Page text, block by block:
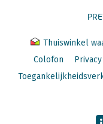
Thuiswinkel
Colofon
Privacy